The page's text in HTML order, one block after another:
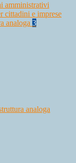
amministrativi
cittadini e imprese
analoga 3
analoga